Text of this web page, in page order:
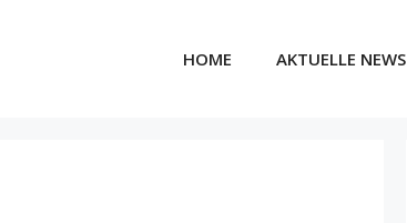
HOME AKTUELLE NEWS